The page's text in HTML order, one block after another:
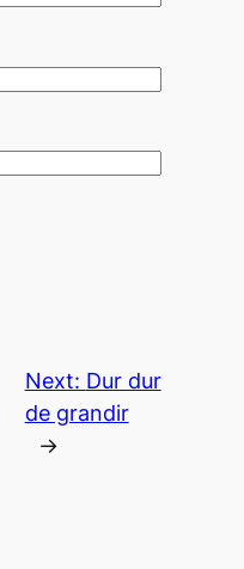
Next: Dur dur
de grandir
→